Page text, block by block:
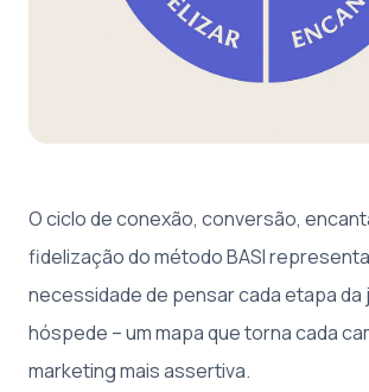
O ciclo de conexão, conversão,
fidelização do método BASI
necessidade de pensar cada etapa da
hóspede – um mapa que torna cada
marketing mais assertiva.